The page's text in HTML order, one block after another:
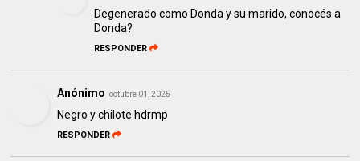
Degenerado como Donda y su marido, conocés a
Donda?
RESPONDER
Anónimo octubre 01, 2025
Negro y chilote hdrmp
RESPONDER